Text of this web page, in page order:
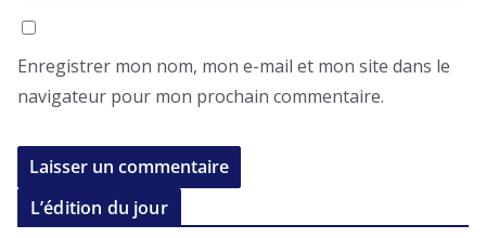
Enregistrer mon nom, mon e-mail et mon site dans le
navigateur pour mon prochain commentaire.
L’édition du jour